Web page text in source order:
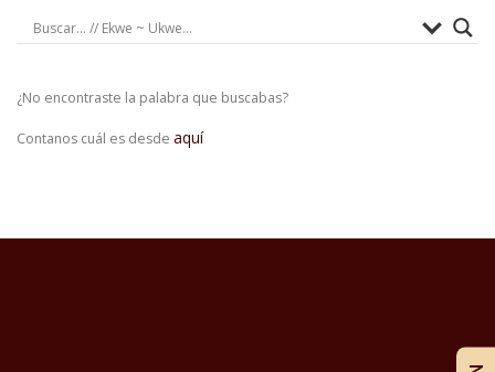
¿No encontraste la palabra que buscabas?
Contanos cuál es desde aquí